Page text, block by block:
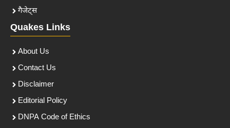
गैजेट्स
Quakes Links
About Us
Contact Us
Disclaimer
Editorial Policy
DNPA Code of Ethics